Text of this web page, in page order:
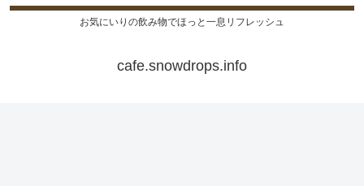
お気にいりの飲み物でほっと一息リフレッシュ
cafe.snowdrops.info